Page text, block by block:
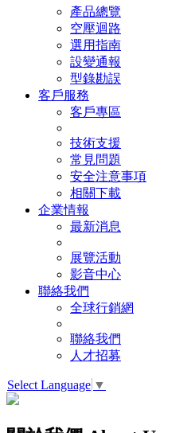
產品總覽
空壓迴路
選用指南
設變通報
型錄勘誤
客戶服務
客戶專區
技術支援
常見問題
安全注意事項
相關下載
企業情報
最新消息
展覽活動
影音中心
聯絡我們
全球行銷網
聯絡我們
人才招募
Select Language ▼